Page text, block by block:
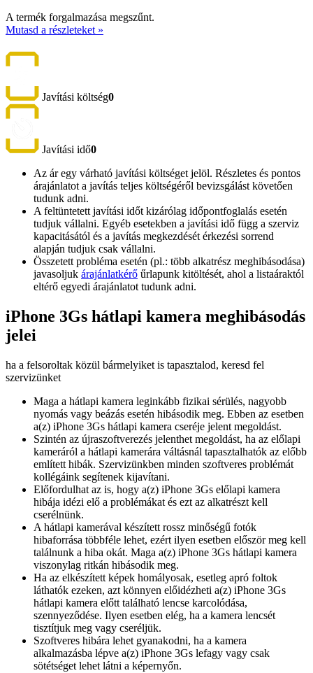
A termék forgalmazása megszűnt.
Mutasd a részleteket »
Javítási költség0
Javítási idő0
Az ár egy várható javítási költséget jelöl. Részletes és pontos
árajánlatot a javítás teljes költségéről bevizsgálást követően
tudunk adni.
A feltüntetett javítási időt kizárólag időpontfoglalás esetén
tudjuk vállalni. Egyéb esetekben a javítási idő függ a szerviz
kapacitásától és a javítás megkezdését érkezési sorrend
alapján tudjuk csak vállalni.
Összetett probléma esetén (pl.: több alkatrész meghibásodása)
javasoljuk árajánlatkérő űrlapunk kitöltését, ahol a listaáraktól
eltérő egyedi árajánlatot tudunk adni.
iPhone 3Gs hátlapi kamera meghibásodás
jelei
ha a felsoroltak közül bármelyiket is tapasztalod, keresd fel
szervizünket
Maga a hátlapi kamera leginkább fizikai sérülés, nagyobb
nyomás vagy beázás esetén hibásodik meg. Ebben az esetben
a(z) iPhone 3Gs hátlapi kamera cseréje jelent megoldást.
Szintén az újraszoftverezés jelenthet megoldást, ha az előlapi
kameráról a hátlapi kamerára váltásnál tapasztalhatók az előbb
említett hibák. Szervizünkben minden szoftveres problémát
kollégáink segítenek kijavítani.
Előfordulhat az is, hogy a(z) iPhone 3Gs előlapi kamera
hibája idézi elő a problémákat és ezt az alkatrészt kell
cserélnünk.
A hátlapi kamerával készített rossz minőségű fotók
hibaforrása többféle lehet, ezért ilyen esetben először meg kell
találnunk a hiba okát. Maga a(z) iPhone 3Gs hátlapi kamera
viszonylag ritkán hibásodik meg.
Ha az elkészített képek homályosak, esetleg apró foltok
láthatók ezeken, azt könnyen előidézheti a(z) iPhone 3Gs
hátlapi kamera előtt található lencse karcolódása,
szennyeződése. Ilyen esetben elég, ha a kamera lencsét
tisztítjuk meg vagy cseréljük.
Szoftveres hibára lehet gyanakodni, ha a kamera
alkalmazásba lépve a(z) iPhone 3Gs lefagy vagy csak
sötétséget lehet látni a képernyőn.